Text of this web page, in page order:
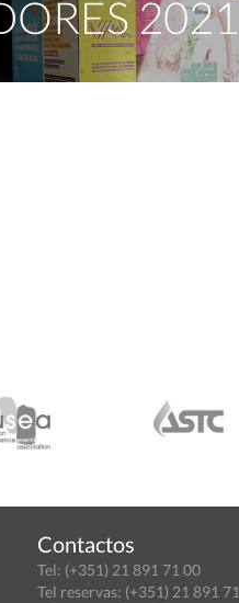
Contactos
Tel: (+351) 21 891 71 00
Tel reservas: (+351) 21 891